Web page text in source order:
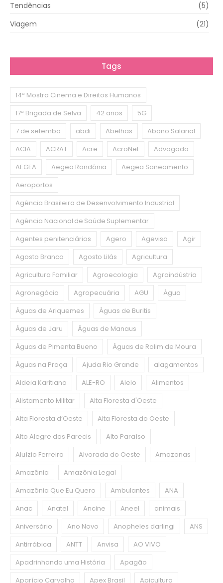
Tendências
(5)
Viagem
(21)
Tags
14ª Mostra Cinema e Direitos Humanos
17ª Brigada de Selva
42 anos
5G
7 de setembo
abdi Abelhas
Abono Salarial
ACIA
ACRAT Acre AcroNet
Advogado
AEGEA
Aegea Rondônia
Aegea Saneamento
Aeroportos
Agência Brasileira de Desenvolvimento Industrial
Agência Nacional de Saúde Suplementar
Agentes penitenciários
Agero Agevisa
Agir
Agosto Branco
Agosto Lilás
Agricultura
Agricultura Familiar
Agroecologia
Agroindústria
Agronegócio
Agropecuária AGU
Água
Águas de Ariquemes
Águas de Buritis
Águas de Jaru
Águas de Manaus
Águas de Pimenta Bueno
Águas de Rolim de Moura
Águas na Praça
Ajuda Rio Grande
alagamentos
Aldeia Karitiana
ALE-RO Alelo
Alimentos
Alistamento Militar
Alta Floresta d'Oeste
Alta Floresta d’Oeste
Alta Floresta do Oeste
Alto Alegre dos Parecis
Alto Paraíso
Aluízio Ferreira
Alvorada do Oeste
Amazonas
Amazônia
Amazônia Legal
Amazônia Que Eu Quero
Ambulantes
ANA
Anac
Anatel Ancine Aneel
animais
Aniversário
Ano Novo Anopheles darlingi
ANS
Antirrábica
ANTT Anvisa
AO VIVO
Apadrinhando uma História
Apagão
Aparício Carvalho
Apex Brasil Apicultura